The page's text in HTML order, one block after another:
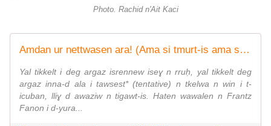
Photo. Rachid n'Ait Kaci
Amdan ur nettwasen ara! (Ama si tmurt-is ama si tmura i t-id-irebban) : Frantz Fanon. - Amis du Djurdjura
Yal tikkelt i deg argaz isrennew iseɣ n rruḥ, yal tikkelt deg
argaz inna-d ala i tawsest* (tentative) n tkelwa n win i t-
icuban, lliɣ d awaziw n tigawt-is. Haten wawalen n Frantz
Fanon i d-yura...